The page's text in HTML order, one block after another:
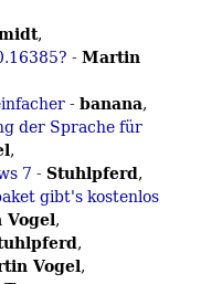
,
- Martin
- banana,
der Sprache für
,
7 - Stuhlpferd,
gibt's kostenlos
,
,
Vogel,